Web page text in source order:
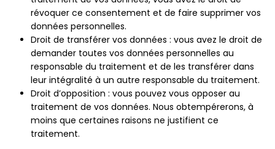
révoquer ce consentement et de faire supprimer vos
données personnelles.
Droit de transférer vos données : vous avez le droit de
demander toutes vos données personnelles au
responsable du traitement et de les transférer dans
leur intégralité à un autre responsable du traitement.
Droit d’opposition : vous pouvez vous opposer au
traitement de vos données. Nous obtempérerons, à
moins que certaines raisons ne justifient ce
traitement.